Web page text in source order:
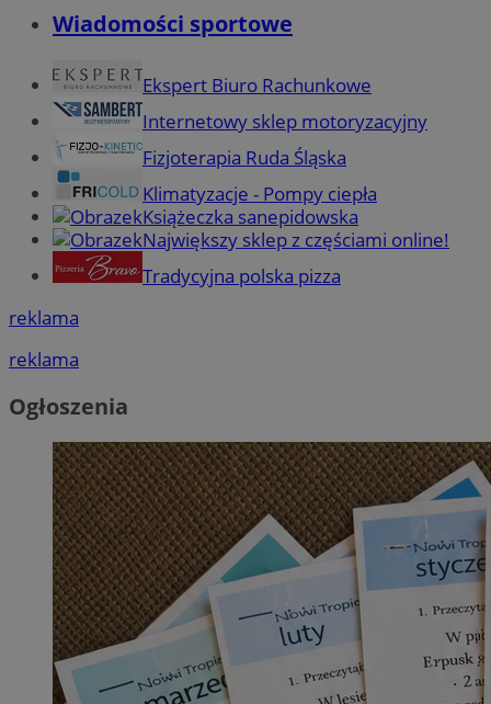
Wiadomości sportowe
Ekspert Biuro Rachunkowe
Internetowy sklep motoryzacyjny
Fizjoterapia Ruda Śląska
Klimatyzacje - Pompy ciepła
Książeczka sanepidowska
Największy sklep z częściami online!
Tradycyjna polska pizza
reklama
reklama
Ogłoszenia